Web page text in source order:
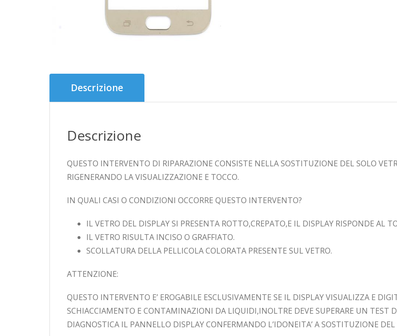
Descrizione
Descrizione
QUESTO INTERVENTO DI RIPARAZIONE CONSISTE NELLA SOSTITUZIONE DEL SOLO
RIGENERANDO LA VISUALIZZAZIONE E TOCCO.
IN QUALI CASI O CONDIZIONI OCCORRE QUESTO INTERVENTO?
IL VETRO DEL DISPLAY SI PRESENTA ROTTO,CREPATO,E IL DISPLAY RISPONDE AL
IL VETRO RISULTA INCISO O GRAFFIATO.
SCOLLATURA DELLA PELLICOLA COLORATA PRESENTE SUL VETRO.
ATTENZIONE:
QUESTO INTERVENTO E’ EROGABILE ESCLUSIVAMENTE SE IL DISPLAY VISUALIZZA E
SCHIACCIAMENTO E CONTAMINAZIONI DA LIQUIDI,INOLTRE DEVE SUPERARE UN TEST
DIAGNOSTICA IL PANNELLO DISPLAY CONFERMANDO L’IDONEITA’ A SOSTITUZIONE DEL